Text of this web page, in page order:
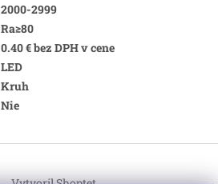
2000-2999
Ra≥80
0.40 € bez DPH v cene
LED
Kruh
Nie